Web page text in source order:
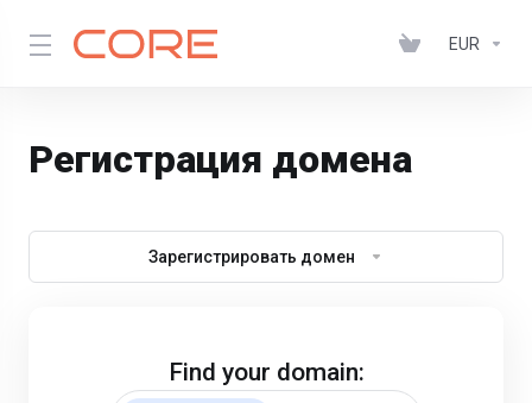
EUR
Регистрация домена
Зарегистрировать домен
Find your domain: